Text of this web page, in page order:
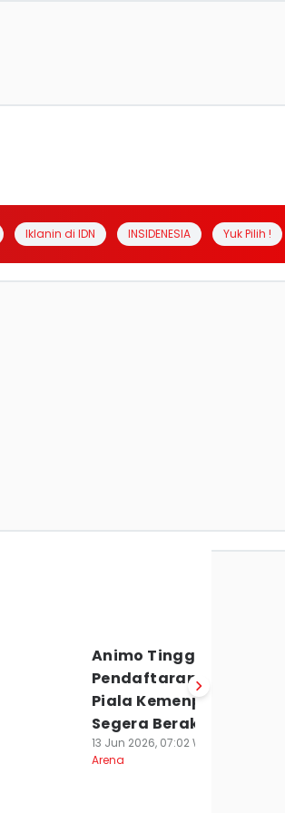
Iklanin di IDN INSIDENESIA Yuk Pilih !
Animo Tinggi,
Pendaftaran Renang
Piala Kemenpora
Segera Berakhir
13 Jun 2026, 07:02 WIB
Arena